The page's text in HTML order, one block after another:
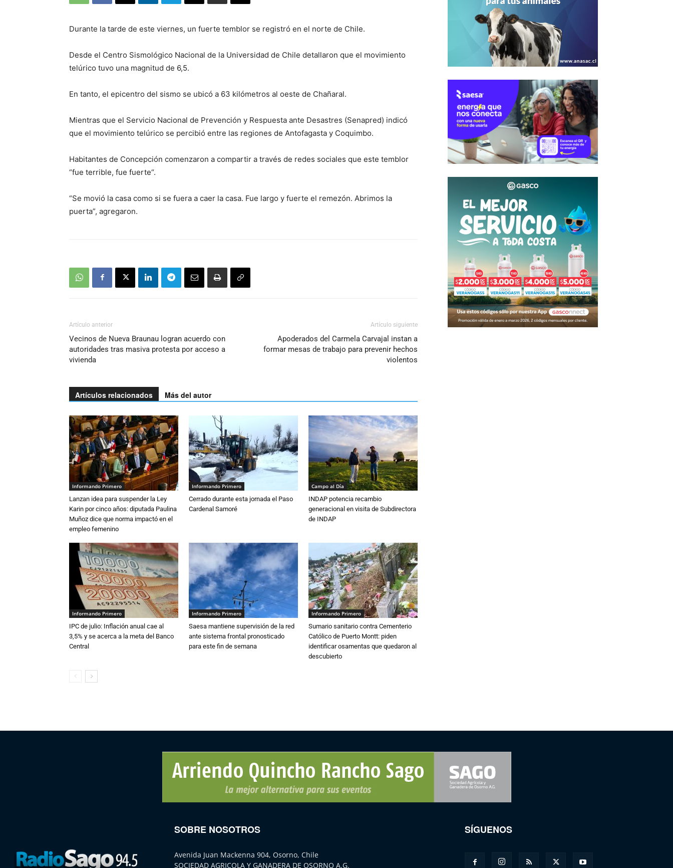
Durante la tarde de este viernes, un fuerte temblor se registró en el norte de Chile.
Desde el Centro Sismológico Nacional de la Universidad de Chile detallaron que el movimiento
telúrico tuvo una magnitud de 6,5.
En tanto, el epicentro del sismo se ubicó a 63 kilómetros al oeste de Chañaral.
Mientras que el Servicio Nacional de Prevención y Respuesta ante Desastres (Senapred) indicó
que el movimiento telúrico se percibió entre las regiones de Antofagasta y Coquimbo.
Habitantes de Concepción comenzaron a compartir a través de redes sociales que este temblor
“fue terrible, fue fuerte“.
“Se movió la casa como si se fuera a caer la casa. Fue largo y fuerte el remezón. Abrimos la
puerta”, agregaron.
Artículo anterior
Vecinos de Nueva Braunau logran acuerdo con
autoridades tras masiva protesta por acceso a
vivienda
Artículo siguiente
Apoderados del Carmela Carvajal instan a
formar mesas de trabajo para prevenir hechos
violentos
Artículos relacionados Más del autor
Informando Primero
Lanzan idea para suspender la Ley
Karin por cinco años: diputada Paulina
Muñoz dice que norma impactó en el
empleo femenino
Informando Primero
Cerrado durante esta jornada el Paso
Cardenal Samoré
Campo al Día
INDAP potencia recambio
generacional en visita de Subdirectora
de INDAP
Informando Primero
IPC de julio: Inflación anual cae al
3,5% y se acerca a la meta del Banco
Central
Informando Primero
Saesa mantiene supervisión de la red
ante sistema frontal pronosticado
para este fin de semana
Informando Primero
Sumario sanitario contra Cementerio
Católico de Puerto Montt: piden
identificar osamentas que quedaron al
descubierto
SOBRE NOSOTROS
Avenida Juan Mackenna 904, Osorno, Chile
SOCIEDAD AGRICOLA Y GANADERA DE OSORNO A.G.
SÍGUENOS